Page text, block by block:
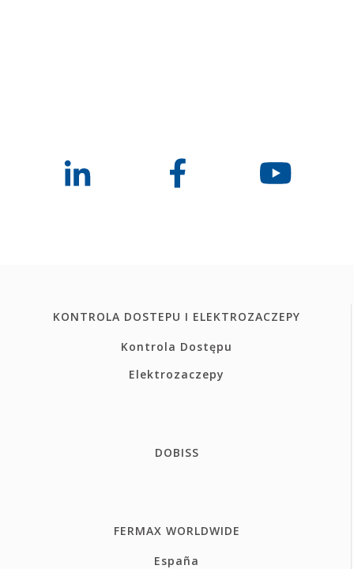
KONTROLA DOSTEPU I ELEKTROZACZEPY
Kontrola Dostępu
Elektrozaczepy
DOBISS
FERMAX WORLDWIDE
España